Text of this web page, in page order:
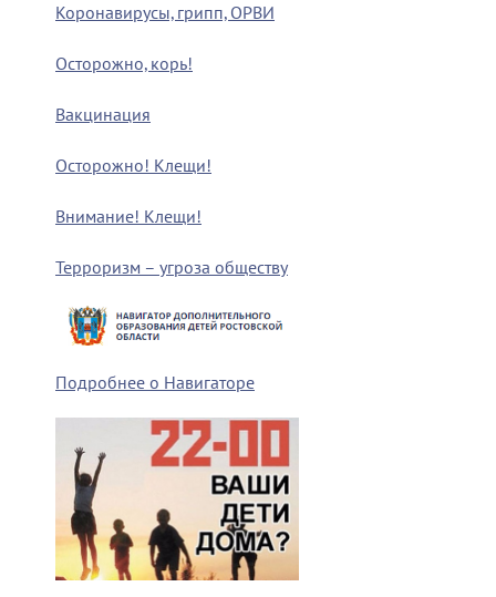
Коронавирусы, грипп, ОРВИ
Осторожно, корь!
Вакцинация
Осторожно! Клещи!
Внимание! Клещи!
Терроризм – угроза обществу
Подробнее о Навигаторе